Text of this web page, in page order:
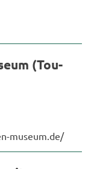
(Tou­
museum.de/